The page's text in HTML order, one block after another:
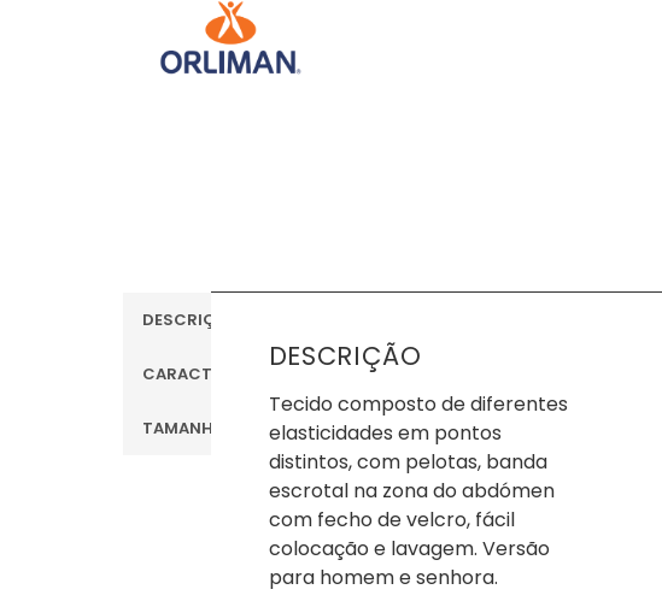
DESCRIÇÃO
CARACTERÍSTICAS
TAMANHOS
DESCRIÇÃO
Tecido composto de diferentes
elasticidades em pontos
distintos, com pelotas, banda
escrotal na zona do abdómen
com fecho de velcro, fácil
colocação e lavagem. Versão
para homem e senhora.